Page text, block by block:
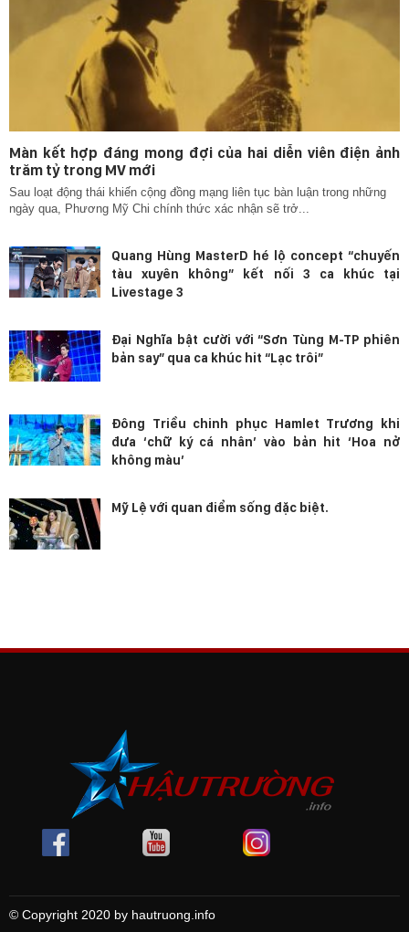
Màn kết hợp đáng mong đợi của hai diễn viên điện ảnh
trăm tỷ trong MV mới
Sau loạt động thái khiến cộng đồng mạng liên tục bàn luận trong những
ngày qua, Phương Mỹ Chi chính thức xác nhận sẽ trở...
Quang Hùng MasterD hé lộ concept “chuyến
tàu xuyên không” kết nối 3 ca khúc tại
Livestage 3
Đại Nghĩa bật cười với “Sơn Tùng M-TP phiên
bản say” qua ca khúc hit “Lạc trôi”
Đông Triều chinh phục Hamlet Trương khi
đưa ‘chữ ký cá nhân’ vào bản hit ‘Hoa nở
không màu’
Mỹ Lệ với quan điểm sống đặc biệt.
© Copyright 2020 by hautruong.info